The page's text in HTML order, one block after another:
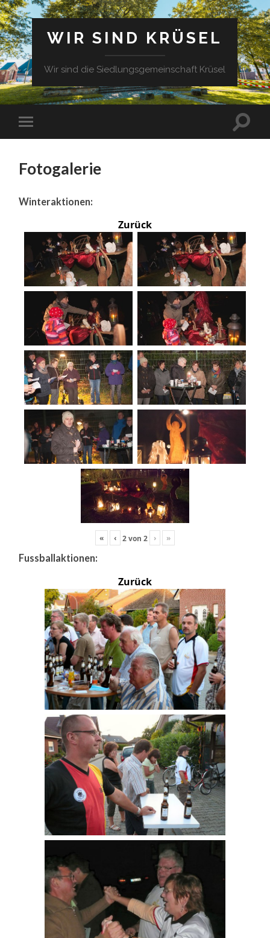
WIR SIND KRÜSEL
Wir sind die Siedlungsgemeinschaft Krüsel
Fotogalerie
Winteraktionen:
Zurück
« ‹ 2von 2 › »
Fussballaktionen:
Zurück